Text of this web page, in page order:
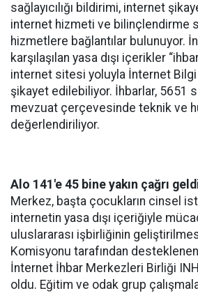
sağlayıcılığı bildirimi, internet
internet hizmeti ve bilinçlendirme
hizmetlere bağlantılar bulunuyor.
karşılaşılan yasa dışı içerikler
internet sitesi yoluyla İnternet
şikayet edilebiliyor. İhbarlar, 5651
mevzuat çerçevesinde teknik ve
değerlendiriliyor.
Alo 141'e 45 bine yakın çağrı
Merkez, başta çocukların cinsel
internetin yasa dışı içeriğiyle
uluslararası işbirliğinin
Komisyonu tarafından
İnternet İhbar Merkezleri Birliği
oldu. Eğitim ve odak grup